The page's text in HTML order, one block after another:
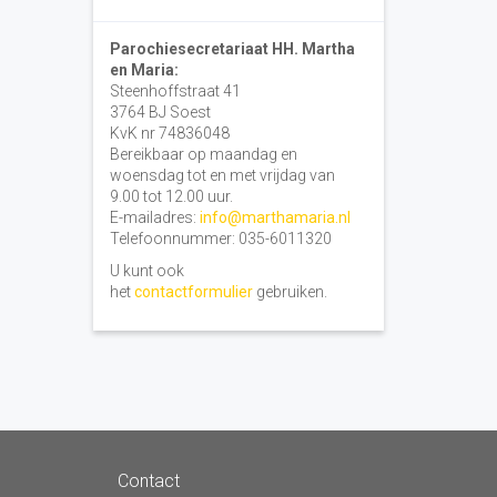
Parochiesecretariaat HH. Martha
en Maria:
Steenhoffstraat 41
3764 BJ Soest
KvK nr 74836048
Bereikbaar op maandag en
woensdag tot en met vrijdag van
9.00 tot 12.00 uur.
E-mailadres: info@marthamaria.nl
Telefoonnummer: 035-6011320
U kunt ook
hetcontactformuliergebruiken.
Contact